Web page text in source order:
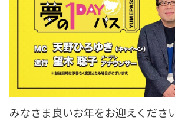
みなさま良いお年をお迎えくださ